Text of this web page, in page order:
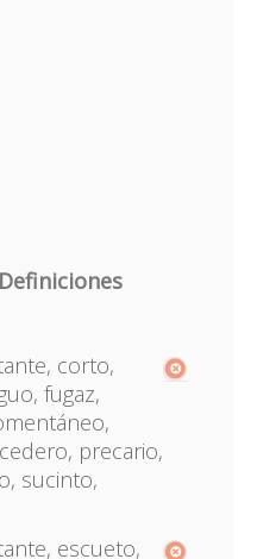
Definiciones
corto,
fugaz,
precario,
sucinto,
escueto,